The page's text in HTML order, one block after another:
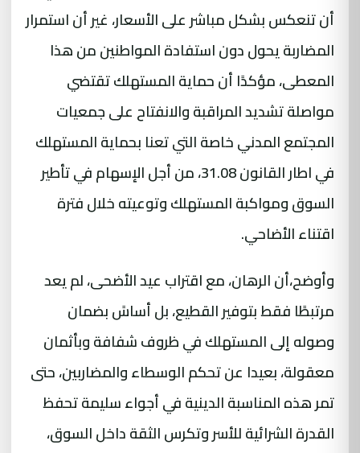
أن تنعكس بشكل مباشر على الأسعار، غير أن استمرار
المضاربة يحول دون استفادة المواطنين من هذا
المعطى، مؤكدًا أن حماية المستهلك تقتضي
مواصلة تشديد المراقبة والانفتاح على جمعيات
المجتمع المدني خاصة التي تعنا بحماية المستهلك
في اطار القانون 31.08، من أجل الإسهام في تأطير
السوق ومواكبة المستهلك وتوعيته خلال فترة
اقتناء الأضاحي.
وأوضح،أن الرهان، مع اقتراب عيد الأضحى، لم يعد
مرتبطًا فقط بتوفير القطيع، بل أساسً بضمان
وصوله إلى المستهلك في ظروف شفافة وبأثمان
معقولة، بعيدا عن تحكم الوسطاء والمضاربين، حتى
تمر هذه المناسبة الدينية في أجواء سليمة تحفظ
القدرة الشرائية للأسر وتكرس الثقة داخل السوق،